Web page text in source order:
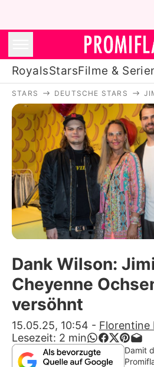
RoyalsStarsFilme &
Royals
Stars
Filme &
Lifestyle
Familie &
Promiflash
Alle Themen auf
App
Team
STARS DEUTSCHE STARS
Dank Wilson:
Cheyenne
versöhnt
15.05.25, 10:54 - Florentine
Lesezeit: 2 min
Damit